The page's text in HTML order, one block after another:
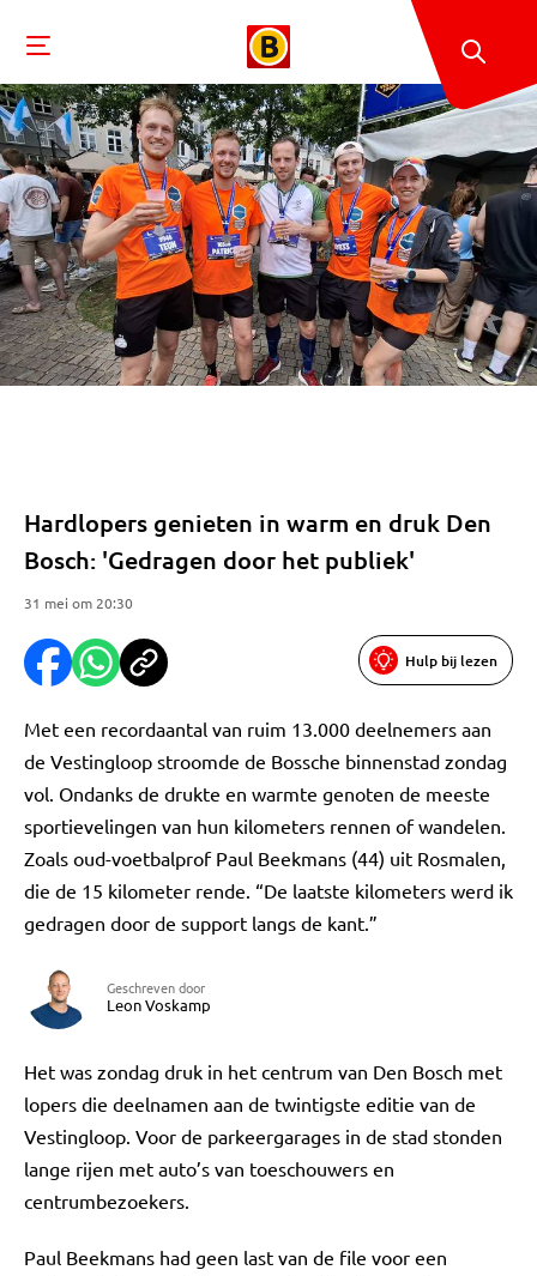
Hardlopers genieten in warm en druk Den
Bosch: 'Gedragen door het publiek'
31 mei om 20:30
Hulp bij lezen
Met een recordaantal van ruim 13.000 deelnemers aan
de Vestingloop stroomde de Bossche binnenstad zondag
vol. Ondanks de drukte en warmte genoten de meeste
sportievelingen van hun kilometers rennen of wandelen.
Zoals oud-voetbalprof Paul Beekmans (44) uit Rosmalen,
die de 15 kilometer rende. “De laatste kilometers werd ik
gedragen door de support langs de kant.”
Geschreven door
Leon Voskamp
Het was zondag druk in het centrum van Den Bosch met
lopers die deelnamen aan de twintigste editie van de
Vestingloop. Voor de parkeergarages in de stad stonden
lange rijen met auto’s van toeschouwers en
centrumbezoekers.
Paul Beekmans had geen last van de file voor een